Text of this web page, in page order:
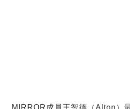
MIRROR成員王智德（Alton）